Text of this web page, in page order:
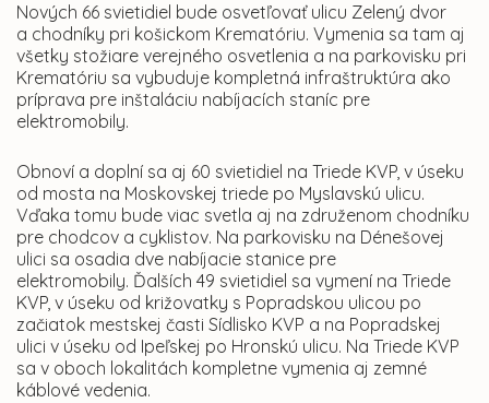
Nových 66 svietidiel bude osvetľovať ulicu Zelený dvor
a chodníky pri košickom Krematóriu. Vymenia sa tam aj
všetky stožiare verejného osvetlenia a na parkovisku pri
Krematóriu sa vybuduje kompletná infraštruktúra ako
príprava pre inštaláciu nabíjacích staníc pre
elektromobily.
Obnoví a doplní sa aj 60 svietidiel na Triede KVP, v úseku
od mosta na Moskovskej triede po Myslavskú ulicu.
Vďaka tomu bude viac svetla aj na združenom chodníku
pre chodcov a cyklistov. Na parkovisku na Dénešovej
ulici sa osadia dve nabíjacie stanice pre
elektromobily. Ďalších 49 svietidiel sa vymení na Triede
KVP, v úseku od križovatky s Popradskou ulicou po
začiatok mestskej časti Sídlisko KVP a na Popradskej
ulici v úseku od Ipeľskej po Hronskú ulicu. Na Triede KVP
sa v oboch lokalitách kompletne vymenia aj zemné
káblové vedenia.